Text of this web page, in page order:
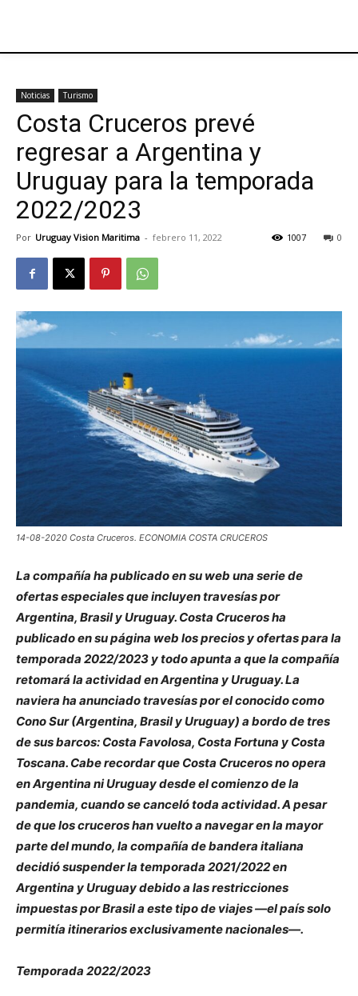
Noticias Turismo
Costa Cruceros prevé
regresar a Argentina y
Uruguay para la temporada
2022/2023
Por Uruguay Vision Maritima - febrero 11, 2022 0
1007
14-08-2020 Costa Cruceros. ECONOMIA COSTA CRUCEROS
La compañía ha publicado en su web una serie de
ofertas especiales que incluyen travesías por
Argentina, Brasil y Uruguay. Costa Cruceros ha
publicado en su página web los precios y ofertas para la
temporada 2022/2023 y todo apunta a que la compañía
retomará la actividad en Argentina y Uruguay. La
naviera ha anunciado travesías por el conocido como
Cono Sur (Argentina, Brasil y Uruguay) a bordo de tres
de sus barcos: Costa Favolosa, Costa Fortuna y Costa
Toscana. Cabe recordar que Costa Cruceros no opera
en Argentina ni Uruguay desde el comienzo de la
pandemia, cuando se canceló toda actividad. A pesar
de que los cruceros han vuelto a navegar en la mayor
parte del mundo, la compañía de bandera italiana
decidió suspender la temporada 2021/2022 en
Argentina y Uruguay debido a las restricciones
impuestas por Brasil a este tipo de viajes —el país solo
permitía itinerarios exclusivamente nacionales—.
Temporada 2022/2023